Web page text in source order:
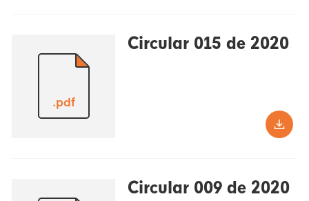
.pdf
Circular 015 de 2020
Circular 009 de 2020